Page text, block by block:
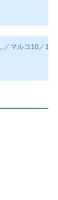
マルコ10／17